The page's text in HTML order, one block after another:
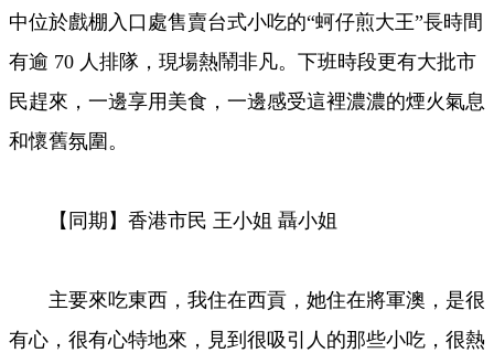
中位於戲棚入口處售賣台式小吃的“蚵仔煎大王”長時間
有逾 70 人排隊，現場熱鬧非凡。下班時段更有大批市
民趕來，一邊享用美食，一邊感受這裡濃濃的煙火氣息
和懷舊氛圍。
【同期】香港市民 王小姐 聶小姐
主要來吃東西，我住在西貢，她住在將軍澳，是很
有心，很有心特地來，見到很吸引人的那些小吃，很熱